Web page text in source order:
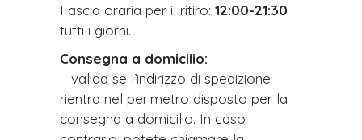
Fascia oraria per il ritiro: 12:00-21:30
tutti i giorni.
Consegna a domicilio:
– valida se l’indirizzo di spedizione
rientra nel perimetro disposto per la
consegna a domicilio. In caso